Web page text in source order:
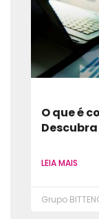
O que é
LEIA MAIS
Grupo